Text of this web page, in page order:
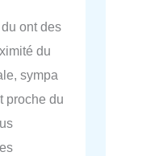
ont des
du
sympa
proche du